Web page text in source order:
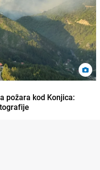
požara kod Konjica: